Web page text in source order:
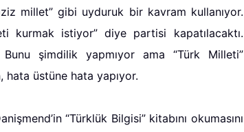
millet” gibi uyduruk bir kavram kullanıyor.
kurmak istiyor” diye partisi kapatılacaktı.
Bunu şimdilik yapmıyor ama “Türk Milleti”
hata üstüne hata yapıyor.
“Türklük Bilgisi” kitabını okumasını